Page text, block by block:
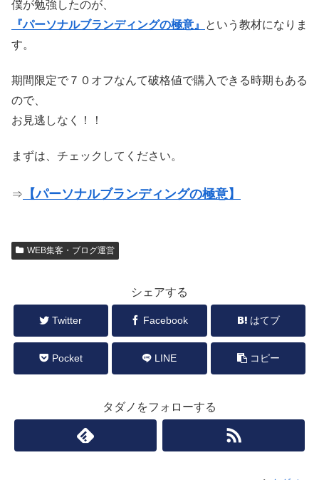
僕が勉強したのが、
『パーソナルブランディングの極意』
という教材になりま
す。
期間限定で７０オフなんて破格値で購入できる時期もある
ので、
お見逃しなく！！
まずは、チェックしてください。
⇒ 【パーソナルブランディングの極意】
WEB集客・ブログ運営
シェアする
Twitter Facebook はてブ
Pocket LINE コピー
タダノをフォローする